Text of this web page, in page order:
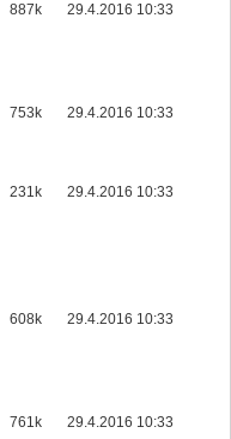
887k 29.4.2016 10:33
753k 29.4.2016 10:33
231k 29.4.2016 10:33
608k 29.4.2016 10:33
761k 29.4.2016 10:33